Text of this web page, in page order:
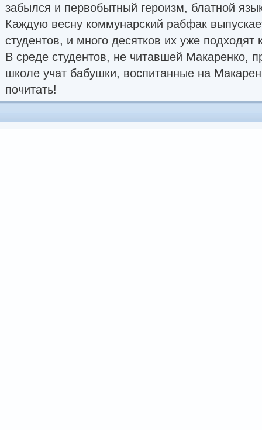
забылся и первобытный героизм, блатной
Каждую весну коммунарский рабфак
студентов, и много десятков их уже подходят
В среде студентов, не читавшей Макаренко,
школе учат бабушки, воспитанные на
почитать!